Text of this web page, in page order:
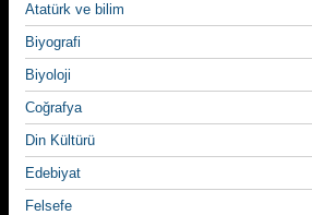
Atatürk ve bilim
Biyografi
Biyoloji
Coğrafya
Din Kültürü
Edebiyat
Felsefe